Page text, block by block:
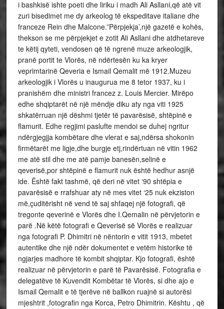
i bashkisë ishte poeti dhe liriku i madh Ali Asllani,që atë vit
zuri bisedimet me dy arkeolog të ekspeditave italiane dhe
franceze Rein dhe Malcone.”Përpjekja’,një gazetë e kohës,
thekson se me përpjekjet e zotit Ali Asllani dhe atdhetareve
te këtij qyteti, vendosen që të ngrenë muze arkeologjik,
pranë portit te Vlorës, në ndërtesën ku ka kryer
veprimtarinë Qeveria e Ismail Qemalit më 1912.Muzeu
arkeologjik i Vlorës u inaugurua me 8 tetor 1937, ku i
pranishëm dhe ministri francez z. Louis Mercier. Mirëpo
edhe shqiptarët në një mëndje diku aty nga viti 1925
shkatërruan një dëshmi tjetër të pavarësisë, shtëpinë e
flamurit. Edhe regjimi paslufte mendoi se duhej ngritur
ndërgjegjja kombëtare dhe vlerat e saj,ndërsa shokonin
firmëtarët me ligje,dhe burgje etj,rindërtuan në vitin 1962
me atë stil dhe me atë pamje banesën,selinë e
qeverisë,por shtëpinë e flamurit nuk është hedhur asnjë
ide. Është fakt tashmë, që deri në vitet ‘90 shtëpia e
pavarësisë e rrafshuar aty në mes vitet ‘25 nuk ekziston
më,çuditërisht në vend të saj shfaqej një fotografi, që
tregonte qeverinë e Vlorës dhe I.Qemalin në përvjetorin e
parë .Në këtë fotografi e Qeverisë së Vlorës e realizuar
nga fotografi P. Dhimitri në nëntorin e vitit 1913, mbetet
autentike dhe një ndër dokumentet e vetëm historike të
ngjarjes madhore të kombit shqiptar. Kjo fotografi, është
realizuar në përvjetorin e parë të Pavarësisë. Fotografia e
delegatëve të Kuvendit Kombëtar të Vlorës, si dhe ajo e
Ismail Qemalit e të tjerëve në ballkon ruajnë si autorësi
mjeshtrit ,fotografin nga Korca, Petro Dhimitrin. Kështu , që